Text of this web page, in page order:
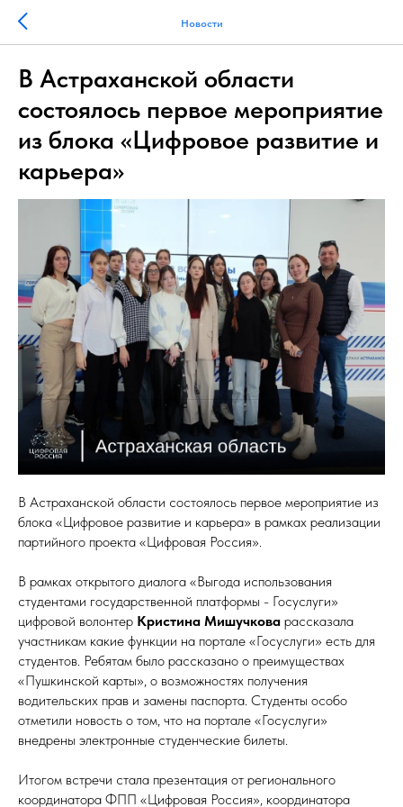
Новости
В Астраханской области
состоялось первое мероприятие
из блока «Цифровое развитие и
карьера»
В Астраханской области состоялось первое мероприятие из
блока «Цифровое развитие и карьера» в рамках реализации
партийного проекта «Цифровая Россия».
В рамках открытого диалога «Выгода использования
студентами государственной платформы - Госуслуги»
цифровой волонтер Кристина Мишучкова рассказала
участникам какие функции на портале «Госуслуги» есть для
студентов. Ребятам было рассказано о преимуществах
«Пушкинской карты», о возможностях получения
водительских прав и замены паспорта. Студенты особо
отметили новость о том, что на портале «Госуслуги»
внедрены электронные студенческие билеты.
Итогом встречи стала презентация от регионального
координатора ФПП «Цифровая Россия», координатора